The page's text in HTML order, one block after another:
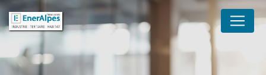
Panneau de gestion des cookies